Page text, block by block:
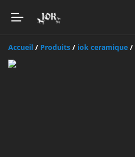
Accueil / Produits / iok ceramique /